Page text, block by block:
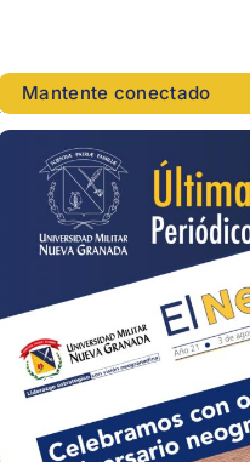
Mantente conectado